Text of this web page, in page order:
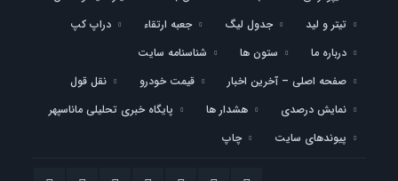
تیتر و لید
جدول لیگ جعبه ارتقاء
دراپ کپ
درباره ما
ستون ها
شناسنامه سایت
صفحه اصلی – آخرین اخبار
قیمت خودرو
نقل قول
نمایش درصدی
هشدار ها
پایگاه خبری تحلیلی ماناسپهر
پیوندهای سایت
چاپ